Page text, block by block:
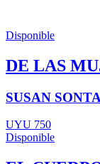
Disponible
DE LAS
SUSAN
UYU 750
Disponible